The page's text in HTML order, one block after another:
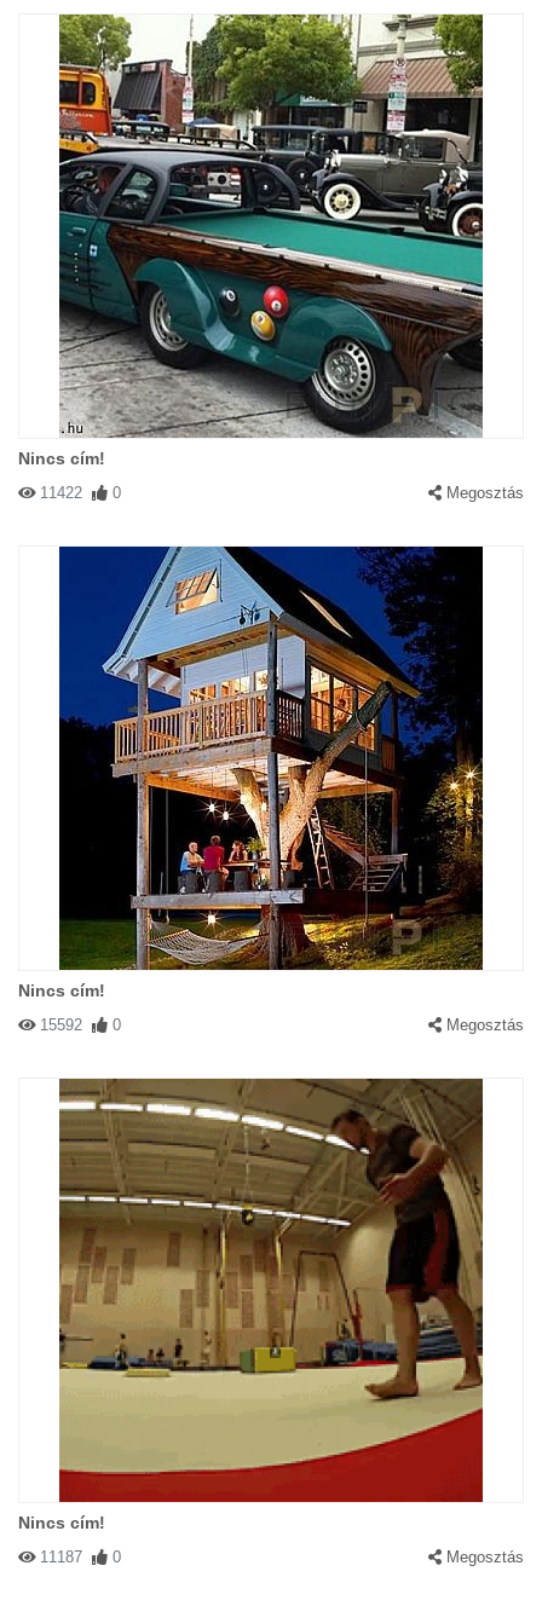
Nincs cím!
11422 0 Megosztás
Nincs cím!
15592 0 Megosztás
Nincs cím!
11187 0 Megosztás